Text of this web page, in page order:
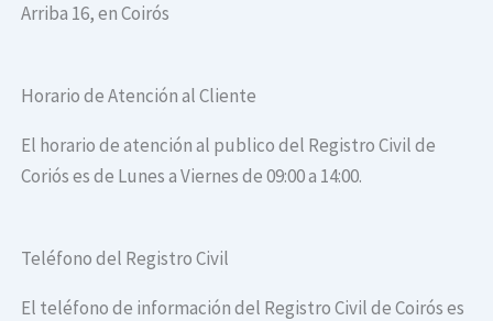
Arriba 16, en Coirós
Horario de Atención al Cliente
El horario de atención al publico del Registro Civil de
Coriós es de Lunes a Viernes de 09:00 a 14:00.
Teléfono del Registro Civil
El teléfono de información del Registro Civil de Coirós es